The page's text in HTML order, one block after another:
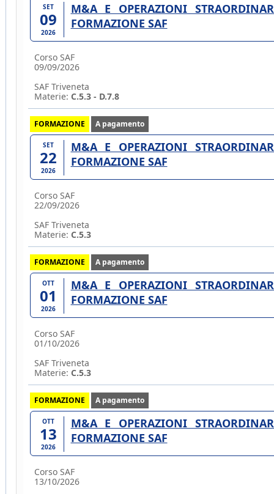
SET
09
2026
M&A E OPERAZIONI
FORMAZIONE SAF
Corso SAF
09/09/2026
SAF Triveneta
Materie: C.5.3 - D.7.8
FORMAZIONE A pagamento
SET
22
2026
M&A E OPERAZIONI
FORMAZIONE SAF
Corso SAF
22/09/2026
SAF Triveneta
Materie: C.5.3
FORMAZIONE A pagamento
OTT
01
2026
M&A E OPERAZIONI
FORMAZIONE SAF
Corso SAF
01/10/2026
SAF Triveneta
Materie: C.5.3
FORMAZIONE A pagamento
OTT
13
2026
M&A E OPERAZIONI
FORMAZIONE SAF
Corso SAF
13/10/2026